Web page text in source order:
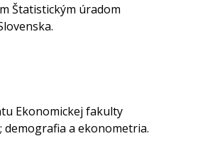
Štatistickým úradom
Ekonomickej fakulty
demografia a ekonometria.